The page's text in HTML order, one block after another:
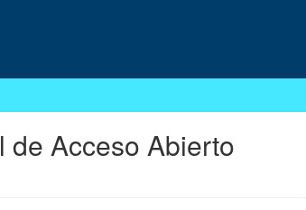
de Acceso Abierto